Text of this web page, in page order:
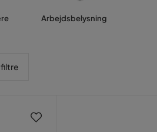
Arbejdsbelysning
filtre